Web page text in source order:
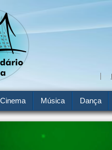
Cinema Música Dança